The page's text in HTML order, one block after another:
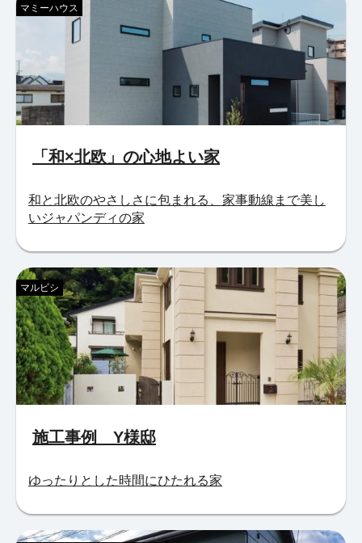
「和×北欧」の心地よい家
マミーハウス
和と北欧のやさしさに包まれる、家事動線まで美し
いジャパンディの家
施工事例 Y様邸
マルビシ
ゆったりとした時間にひたれる家